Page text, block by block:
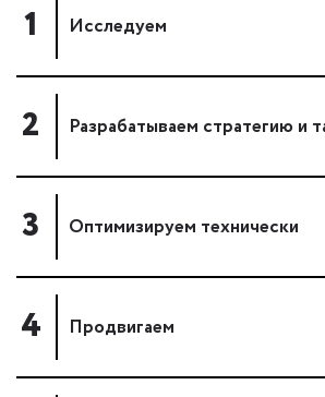
1 Исследуем
2 Разрабатываем стратегию и
3 Оптимизируем технически
4 Продвигаем